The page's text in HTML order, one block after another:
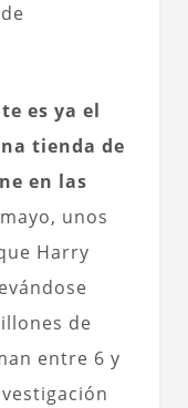
es ya el
tienda de
en las
unos
Harry
de
entre 6 y